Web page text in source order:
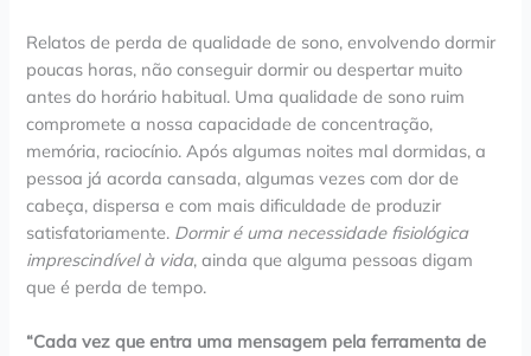
Relatos de perda de qualidade de sono, envolvendo dormir
poucas horas, não conseguir dormir ou despertar muito
antes do horário habitual. Uma qualidade de sono ruim
compromete a nossa capacidade de concentração,
memória, raciocínio. Após algumas noites mal dormidas, a
pessoa já acorda cansada, algumas vezes com dor de
cabeça, dispersa e com mais dificuldade de produzir
satisfatoriamente. Dormir é uma necessidade fisiológica
imprescindível à vida, ainda que alguma pessoas digam
que é perda de tempo.
“Cada vez que entra uma mensagem pela ferramenta de